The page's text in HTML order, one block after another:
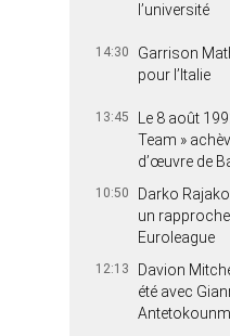
l’université
14:30
Garrison
pour l’Italie
13:45
Le 8 août
Team »
d’œuvre de
10:50
Darko
un
Euroleague
12:13
Davion
été avec